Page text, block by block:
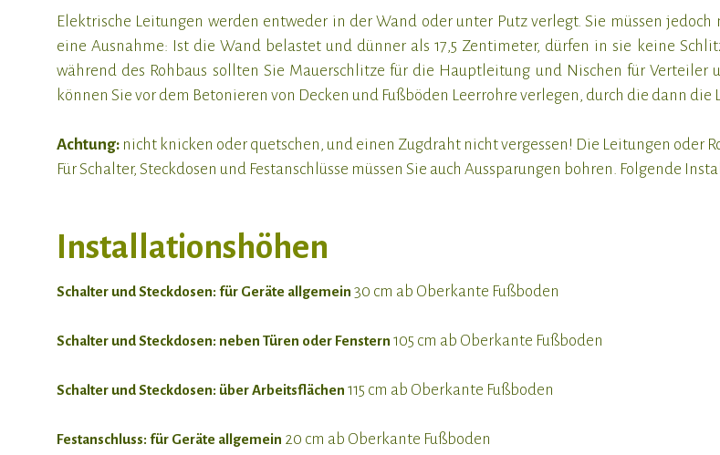
Elektrische Leitungen werden entweder in der Wand oder unter Putz verlegt. Sie müssen
eine Ausnahme: Ist die Wand belastet und dünner als 17,5 Zentimeter, dürfen in sie keine
während des Rohbaus sollten Sie Mauerschlitze für die Hauptleitung und Nischen für
können Sie vor dem Betonieren von Decken und Fußböden Leerrohre verlegen, durch die dann die
Achtung: nicht knicken oder quetschen, und einen Zugdraht nicht vergessen! Die Leitungen oder
Für Schalter, Steckdosen und Festanschlüsse müssen Sie auch Aussparungen bohren. Folgende
Installationshöhen
Schalter und Steckdosen: für Geräte allgemein 30 cm ab Oberkante Fußboden
Schalter und Steckdosen: neben Türen oder Fenstern 105 cm ab Oberkante Fußboden
Schalter und Steckdosen: über Arbeitsflächen 115 cm ab Oberkante Fußboden
Festanschluss: für Geräte allgemein 20 cm ab Oberkante Fußboden